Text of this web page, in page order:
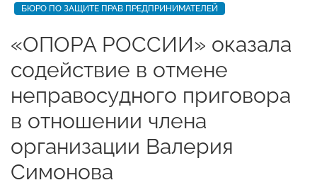
БЮРО ПО ЗАЩИТЕ ПРАВ ПРЕДПРИНИМАТЕЛЕЙ
«ОПОРА РОССИИ» оказала
содействие в отмене
неправосудного приговора
в отношении члена
организации Валерия
Симонова